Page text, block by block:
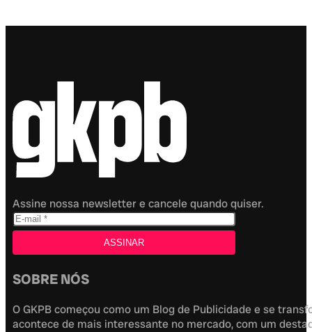
Assine nossa newsletter e cancele quando quiser.
SOBRE NÓS
O GKPB começou como um Blog de Publicidade e se
acontece de mais interessante no mercado, com um